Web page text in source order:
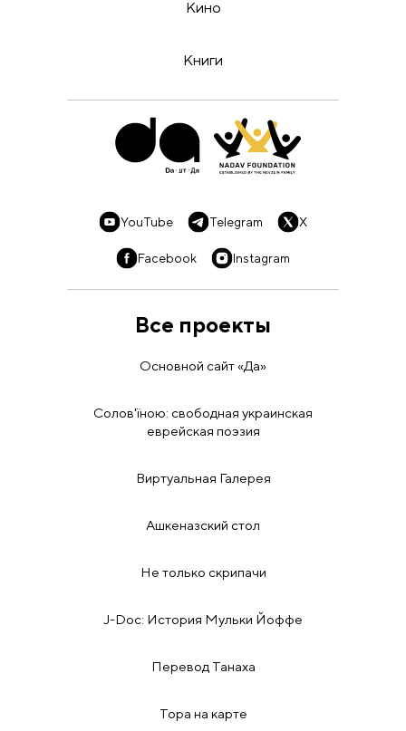
Кино
Книги
YouTube Telegram X
Facebook Instagram
Все проекты
Основной сайт «Да»
Солов'їною: свободная украинская
еврейская поэзия
Виртуальная Галерея
Ашкеназский стол
Не только скрипачи
J-Doc: История Мульки Йоффе
Перевод Танаха
Тора на карте